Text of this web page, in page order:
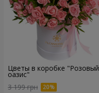
Цветы в коробке "Розовый
оазис"
3 199 грн